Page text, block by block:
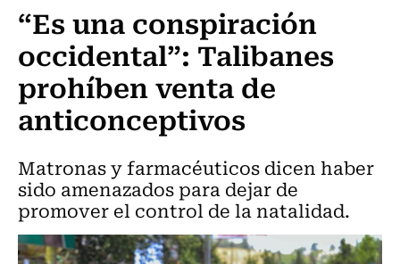
“Es una conspiración
occidental”: Talibanes
prohíben venta de
anticonceptivos
Matronas y farmacéuticos dicen haber
sido amenazados para dejar de
promover el control de la natalidad.